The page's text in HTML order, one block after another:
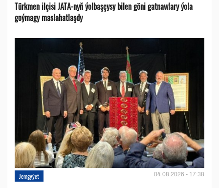
Türkmen ilçisi JATA-nyň ýolbaşçysy bilen göni gatnawlary ýola
goýmagy maslahatlaşdy
Jemgyýet 04.08.2026 - 17:38